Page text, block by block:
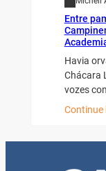
Entre
Chácara
vozes